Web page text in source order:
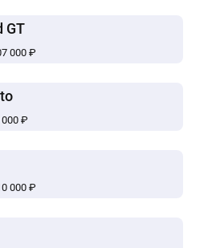
GT
000 ₽
000 ₽
000 ₽